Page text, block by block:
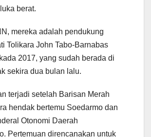
berat.
mereka adalah pendukung
Tolikara John Tabo-Barnabas
2017, yang sudah berada di
sekira dua bulan lalu.
terjadi setelah Barisan Merah
hendak bertemu Soedarmo dan
Otonomi Daerah
Pertemuan direncanakan untuk